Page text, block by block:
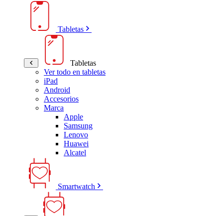
Tabletas
Tabletas
Ver todo en tabletas
iPad
Android
Accesorios
Marca
Apple
Samsung
Lenovo
Huawei
Alcatel
Smartwatch